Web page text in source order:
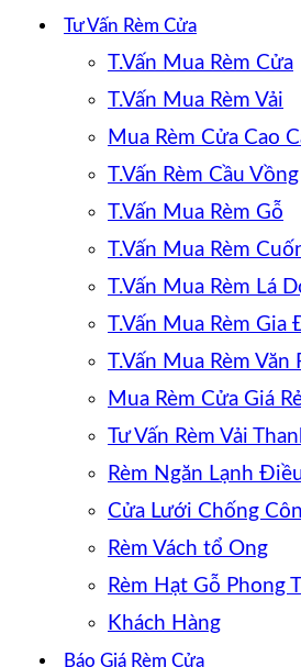
Tư Vấn Rèm Cửa
T.Vấn Mua Rèm Cửa
T.Vấn Mua Rèm Vải
Mua Rèm Cửa Cao
T.Vấn Rèm Cầu Vồng
T.Vấn Mua Rèm Gỗ
T.Vấn Mua Rèm
T.Vấn Mua Rèm Lá
T.Vấn Mua Rèm Gia
T.Vấn Mua Rèm Văn
Mua Rèm Cửa Giá
Tư Vấn Rèm Vải
Rèm Ngăn Lạnh
Cửa Lưới Chống
Rèm Vách tổ Ong
Rèm Hạt Gỗ Phong
Khách Hàng
Báo Giá Rèm Cửa